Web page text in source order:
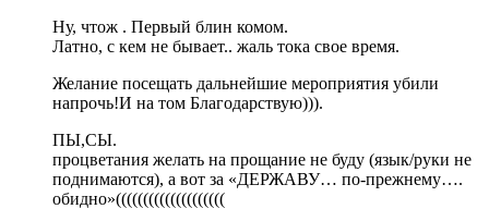
Ну, чтож . Первый блин комом.
Латно, с кем не бывает.. жаль тока свое время.
Желание посещать дальнейшие мероприятия убили
напрочь!И на том Благодарствую))).
ПЫ,СЫ.
процветания желать на прощание не буду (язык/руки не
поднимаются), а вот за «ДЕРЖАВУ… по-прежнему….
обидно»((((((((((((((((((((